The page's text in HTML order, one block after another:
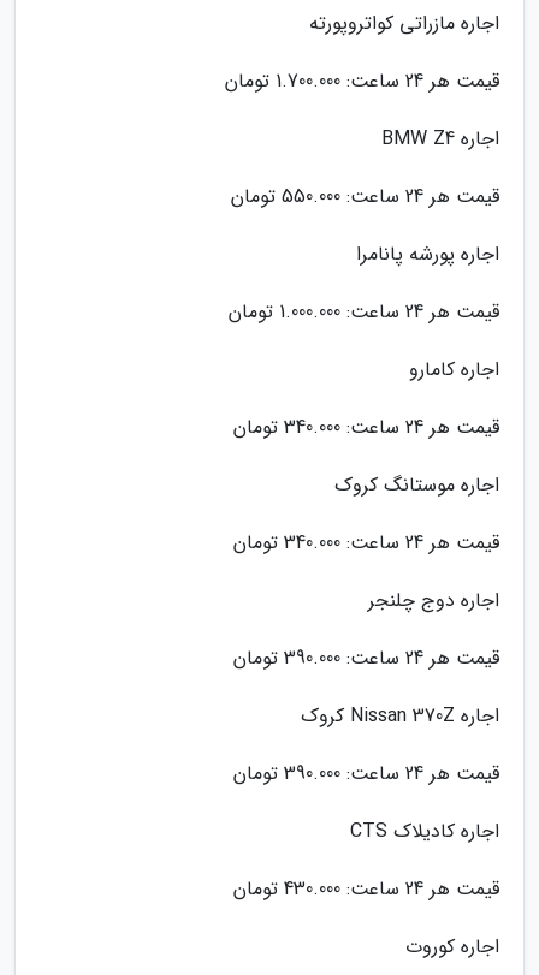
اجاره مازراتی کواتروپورته
قیمت هر 24 ساعت: 1.700.000 تومان
اجاره BMW Z4
قیمت هر 24 ساعت: 550.000 تومان
اجاره پورشه پانامرا
قیمت هر 24 ساعت: 1.000.000 تومان
اجاره کامارو
قیمت هر 24 ساعت: 340.000 تومان
اجاره موستانگ کروک
قیمت هر 24 ساعت: 340.000 تومان
اجاره دوج چلنجر
قیمت هر 24 ساعت: 390.000 تومان
اجاره Nissan 370Z کروک
قیمت هر 24 ساعت: 390.000 تومان
اجاره کادیلاک CTS
قیمت هر 24 ساعت: 430.000 تومان
اجاره کوروت